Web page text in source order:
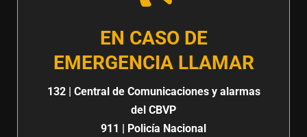
EN CASO DE
EMERGENCIA LLAMAR
132| Central de Comunicaciones y alarmas
del CBVP
911 | Policía Nacional